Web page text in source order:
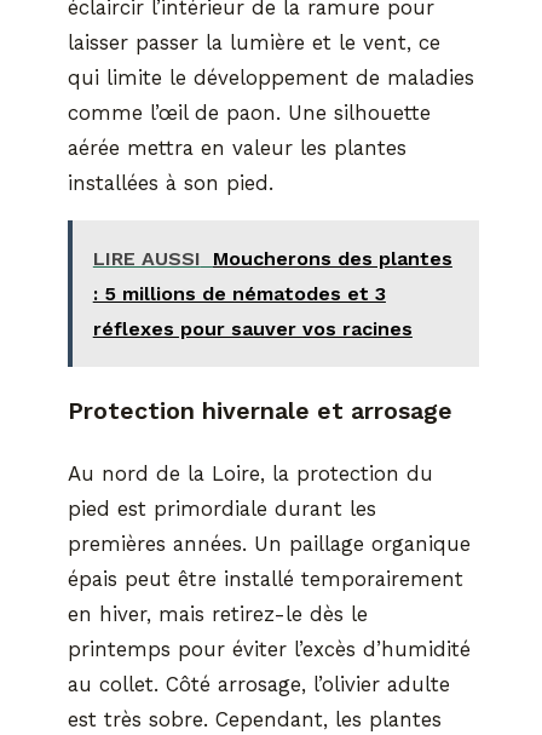
éclaircir l’intérieur de la ramure pour
laisser passer la lumière et le vent, ce
qui limite le développement de maladies
comme l’œil de paon. Une silhouette
aérée mettra en valeur les plantes
installées à son pied.
LIRE AUSSI
Moucherons des plantes
: 5 millions de nématodes et 3
réflexes pour sauver vos racines
Protection hivernale et arrosage
Au nord de la Loire, la protection du
pied est primordiale durant les
premières années. Un paillage organique
épais peut être installé temporairement
en hiver, mais retirez-le dès le
printemps pour éviter l’excès d’humidité
au collet. Côté arrosage, l’olivier adulte
est très sobre. Cependant, les plantes